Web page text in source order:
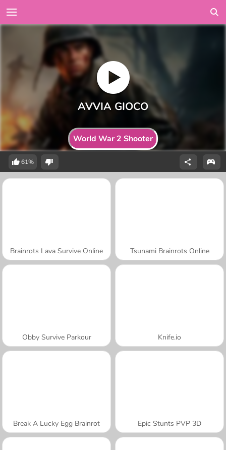
World War 2 Shooter
61%
Brainrots Lava Survive Online Tsunami Brainrots Online
Obby Survive Parkour Knife.io
Break A Lucky Egg Brainrot Epic Stunts PVP 3D